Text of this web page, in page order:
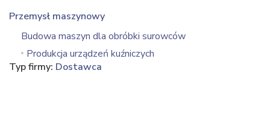
Przemysł maszynowy
Budowa maszyn dla obróbki surowców
Produkcja urządzeń kuźniczych
Typ firmy: Dostawca